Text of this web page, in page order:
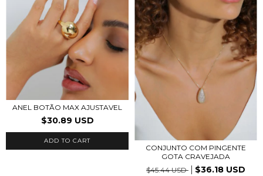
ANEL BOTÃO MAX AJUSTAVEL
$30.89 USD
ADD TO CART
CONJUNTO COM PINGENTE
GOTA CRAVEJADA
$45.44 USD
$36.18 USD